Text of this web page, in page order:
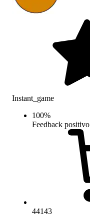
Instant_game
100%
Feedback positivo
44143